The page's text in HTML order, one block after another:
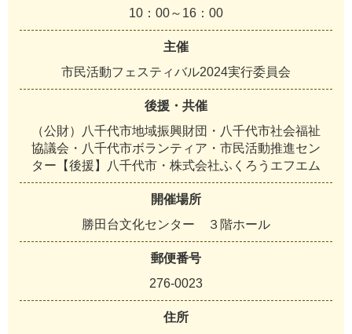
10：00～16：00
主催
市民活動フェスティバル2024実行委員会
後援・共催
（公財）八千代市地域振興財団・八千代市社会福祉
協議会・八千代市ボランティア・市民活動推進セン
ター【後援】八千代市・株式会社ふくろうエフエム
開催場所
勝田台文化センター ３階ホール
郵便番号
276-0023
住所